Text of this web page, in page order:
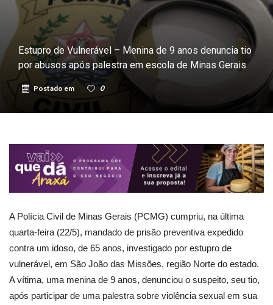
Estupro de Vulnerável – Menina de 9 anos denuncia tio
por abusos após palestra em escola de Minas Gerais
Postado em 0
A Polícia Civil de Minas Gerais (PCMG) cumpriu, na última
quarta-feira (22/5), mandado de prisão preventiva expedido
contra um idoso, de 65 anos, investigado por estupro de
vulnerável, em São João das Missões, região Norte do estado.
A vítima, uma menina de 9 anos, denunciou o suspeito, seu tio,
após participar de uma palestra sobre violência sexual em sua